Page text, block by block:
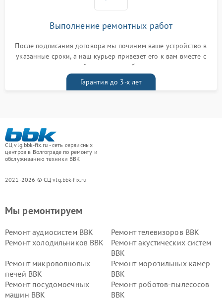
Выполнение ремонтных работ
После подписания договора мы починим ваше устройство в
указанные сроки, а наш курьер привезет его к вам вместе с
гарантийным талоном бесплатно
Гарантия до 3-х лет
СЦ vlg.bbk-fix.ru - сеть сервисных
центров в Волгограде по ремонту и
обслуживанию техники BBK
2021-2026 © СЦ vlg.bbk-fix.ru
Мы ремонтируем
Ремонт аудиосистем BBK
Ремонт телевизоров BBK
Ремонт холодильников BBK
Ремонт акустических систем
BBK
Ремонт микроволновых
печей BBK
Ремонт морозильных камер
BBK
Ремонт посудомоечных
машин BBK
Ремонт роботов-пылесосов
BBK